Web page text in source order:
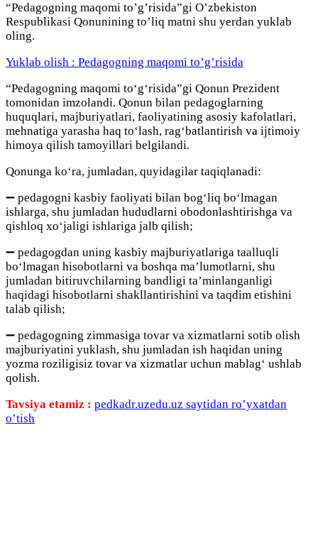
“Pedagogning maqomi to’g’risida”gi O’zbekiston
Respublikasi Qonunining to’liq matni shu yerdan yuklab
oling.
Yuklab olish : Pedagogning maqomi to’g’risida
“Pedagogning maqomi toʻgʻrisida”gi Qonun Prezident
tomonidan imzolandi. Qonun bilan pedagoglarning
huquqlari, majburiyatlari, faoliyatining asosiy kafolatlari,
mehnatiga yarasha haq toʻlash, ragʻbatlantirish va ijtimoiy
himoya qilish tamoyillari belgilandi.
Qonunga koʻra, jumladan, quyidagilar taqiqlanadi:
➖ pedagogni kasbiy faoliyati bilan bogʻliq boʻlmagan
ishlarga, shu jumladan hududlarni obodonlashtirishga va
qishloq xoʻjaligi ishlariga jalb qilish;
➖ pedagogdan uning kasbiy majburiyatlariga taalluqli
boʻlmagan hisobotlarni va boshqa maʼlumotlarni, shu
jumladan bitiruvchilarning bandligi taʼminlanganligi
haqidagi hisobotlarni shakllantirishini va taqdim etishini
talab qilish;
➖ pedagogning zimmasiga tovar va xizmatlarni sotib olish
majburiyatini yuklash, shu jumladan ish haqidan uning
yozma roziligisiz tovar va xizmatlar uchun mablagʻ ushlab
qolish.
Tavsiya etamiz : pedkadr.uzedu.uz saytidan ro’yxatdan
o’tish